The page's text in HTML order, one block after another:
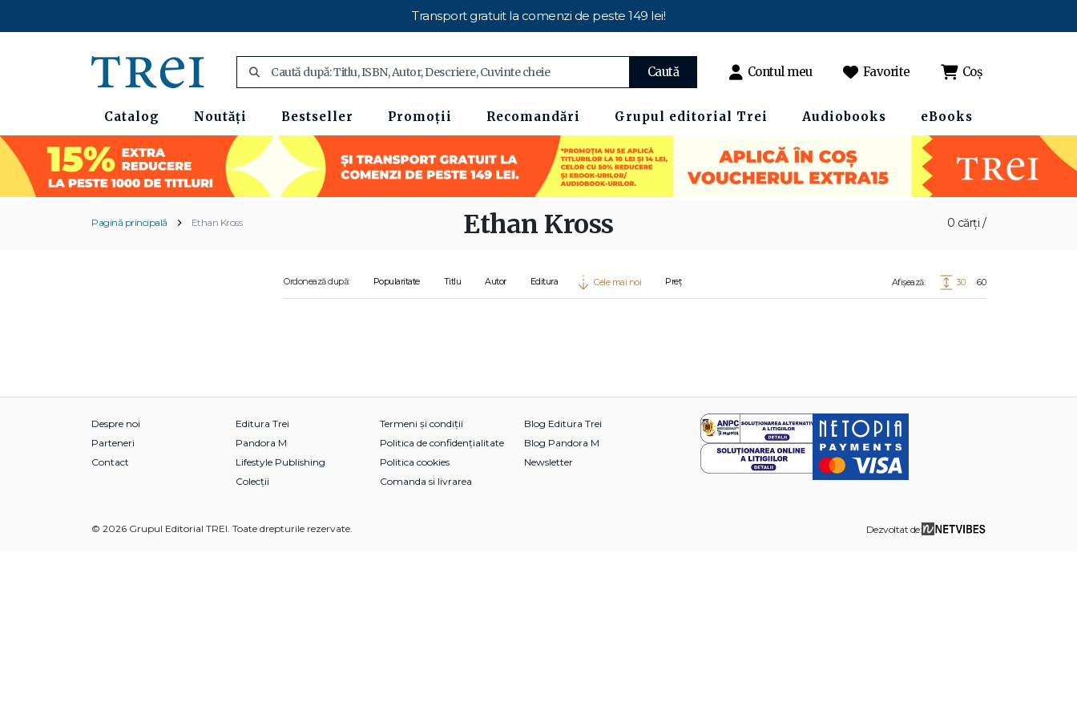
Transport gratuit la comenzi de peste 149 lei!
Caută Contul meu Favorite Coș
Catalog Noutăți Bestseller Promoții Recomandări Grupul editorial Trei Audiobooks eBooks
Pagină principală Ethan Kross 0 cărți /
Ethan Kross
Ordonează după: Popularitate Titlu Autor Editura Cele mai noi Preț Afișează: 30 60
Despre noi
Parteneri
Contact
Editura Trei
Pandora M
Lifestyle Publishing
Colecții
Termeni și condiții
Politica de confidențialitate
Politica cookies
Comanda si livrarea
Blog Editura Trei
Blog Pandora M
Newsletter
© 2026 Grupul Editorial TREI. Toate drepturile rezervate. Dezvoltat de: